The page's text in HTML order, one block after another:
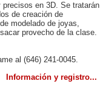
en 3D. Se tratarán
de creación de
modelado de joyas,
provecho de la clase.
al (646) 241-0045.
Información y registro...